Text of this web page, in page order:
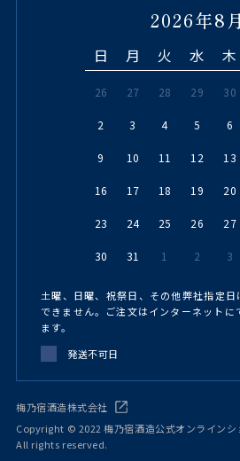
2026年8月
日 月 火 水 木
26 27 28 29 30
2 3 4 5 6
9 10 11 12 13
16 17 18 19 20
23 24 25 26 27
30 31 1 2 3
土曜、日曜、祝祭日、その他弊社指定
できません。ご注文はインターネットに
ます。
発送不可日
梅乃宿酒造株式会社
Copyright © 2022 梅乃宿酒造公式オンラインシ
All rights reserved.